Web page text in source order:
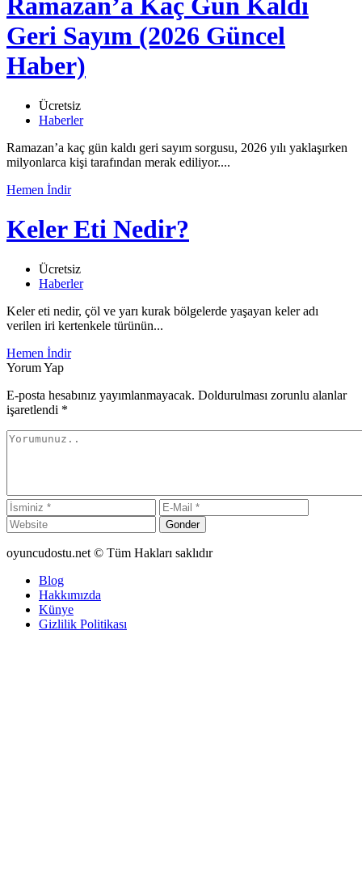
Ramazan’a Kaç Gün Kaldı
Geri Sayım (2026 Güncel
Haber)
Ücretsiz
Haberler
Ramazan’a kaç gün kaldı geri sayım sorgusu, 2026 yılı yaklaşırken
milyonlarca kişi tarafından merak ediliyor....
Hemen İndir
Keler Eti Nedir?
Ücretsiz
Haberler
Keler eti nedir, çöl ve yarı kurak bölgelerde yaşayan keler adı
verilen iri kertenkele türünün...
Hemen İndir
Yorum Yap
E-posta hesabınız yayımlanmayacak. Doldurulması zorunlu alanlar
işaretlendi *
Gonder
oyuncudostu.net © Tüm Hakları saklıdır
Blog
Hakkımızda
Künye
Gizlilik Politikası